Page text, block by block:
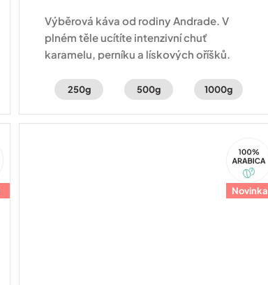
Výběrová káva od rodiny Andrade. V
plném těle ucítíte intenzivní chuť
karamelu, perníku a lískových oříšků.
250g 500g 1000g
Novinka
Arabica